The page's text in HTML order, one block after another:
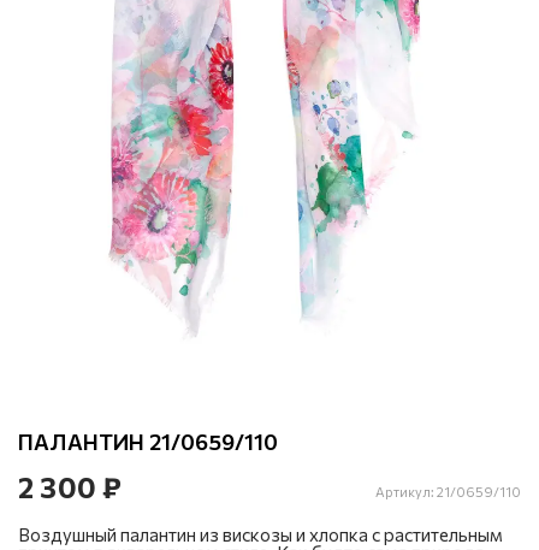
ПАЛАНТИН 21/0659/110
2 300 ₽ Артикул: 21/0659/110
Воздушный палантин из вискозы и хлопка с растительным